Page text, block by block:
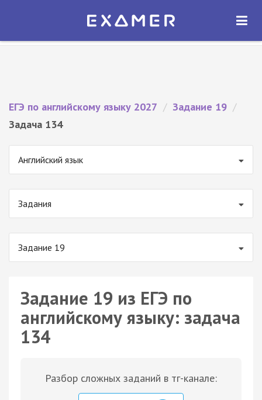
Экзамер — ЕГЭ 2027
ОТКРЫТЬ
ЕГЭ по английскому языку 2027 / Задание 19 /
Задача 134
Английский язык
Задания
Задание 19
Задание 19 из ЕГЭ по
английскому языку: задача
134
Разбор сложных заданий в тг-канале: